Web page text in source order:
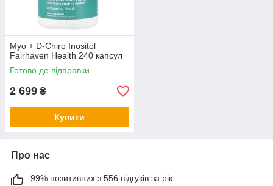
Myo + D-Chiro Inositol
Fairhaven Health 240 капсул
Готово до відправки
2 699 ₴
Купити
Про нас
99% позитивних з 556 відгуків за рік